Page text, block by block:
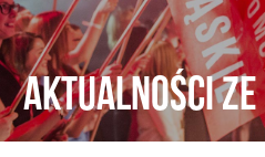
Aktualności